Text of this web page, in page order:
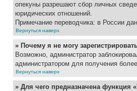
опекуны разрешают сбор личных
юридических отношений.
Примечание переводчика: в России
Вернуться наверх
» Почему я не могу
Возможно, администратор
администратором для получения
Вернуться наверх
» Для чего предназначена функция